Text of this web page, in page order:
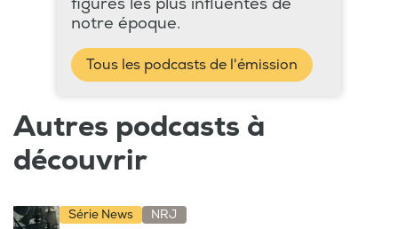
figures les plus influentes de
notre époque.
Tous les podcasts de l'émission
Autres podcasts à
découvrir
Série News NRJ